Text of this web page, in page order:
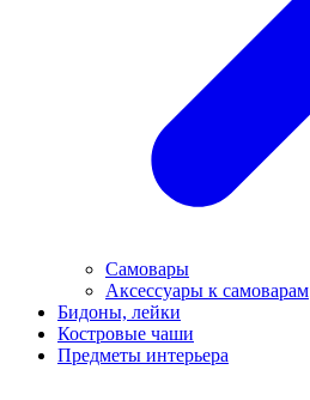
Самовары
Аксессуары к самоварам
Бидоны, лейки
Костровые чаши
Предметы интерьера